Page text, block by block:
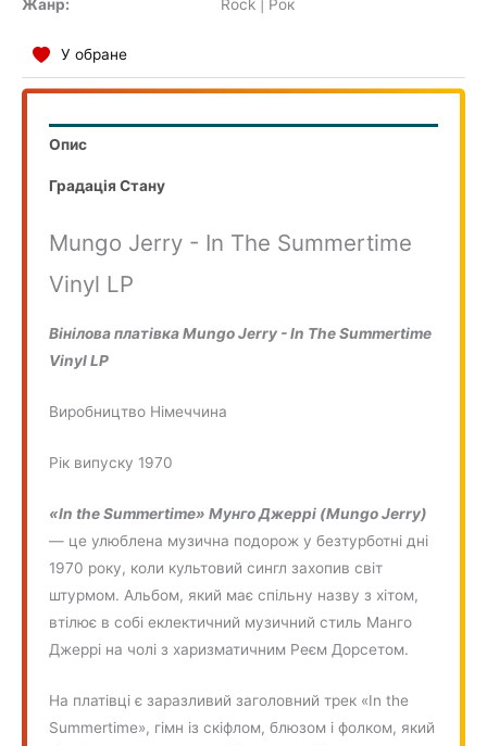
Жанр: Rock | Рок
У обране
Опис
Градація Стану
Mungo Jerry - In The Summertime
Vinyl LP
Вінілова платівка Mungo Jerry - In The Summertime
Vinyl LP
Виробництво Німеччина
Рік випуску 1970
«In the Summertime» Мунго Джеррі (Mungo Jerry)
— це улюблена музична подорож у безтурботні дні
1970 року, коли культовий сингл захопив світ
штурмом. Альбом, який має спільну назву з хітом,
втілює в собі еклектичний музичний стиль Манго
Джеррі на чолі з харизматичним Реєм Дорсетом.
На платівці є заразливий заголовний трек «In the
Summertime», гімн із скіфлом, блюзом і фолком, який